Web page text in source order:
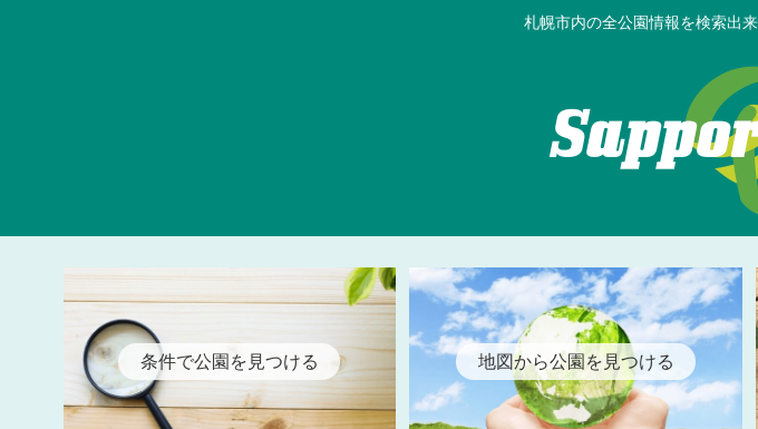
札幌市内の全公園情報を検索出
条件で公園を見つける 地図から公園を見つける